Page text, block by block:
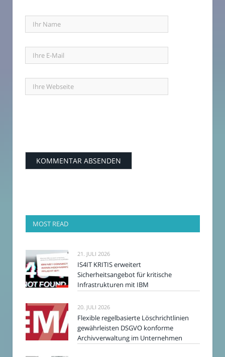
MOST READ
21. JULI 2026
IS4IT KRITIS erweitert
Sicherheitsangebot für kritische
Infrastrukturen mit IBM
20. JULI 2026
Flexible regelbasierte Löschrichtlinien
gewährleisten DSGVO konforme
Archivverwaltung im Unternehmen